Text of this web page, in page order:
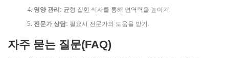
영양 관리: 균형 잡힌 식사를 통해 면역력을 높이기.
전문가 상담: 필요시 전문가의 도움을 받기.
자주 묻는 질문(FAQ)